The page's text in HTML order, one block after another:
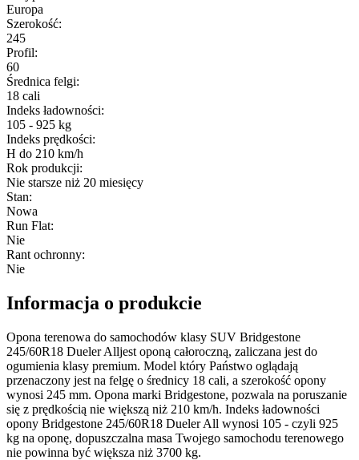
Europa
Szerokość:
245
Profil:
60
Średnica felgi:
18 cali
Indeks ładowności:
105 - 925 kg
Indeks prędkości:
H do 210 km/h
Rok produkcji:
Nie starsze niż 20 miesięcy
Stan:
Nowa
Run Flat:
Nie
Rant ochronny:
Nie
Informacja o produkcie
Opona terenowa do samochodów klasy SUV Bridgestone
245/60R18 Dueler Alljest oponą całoroczną, zaliczana jest do
ogumienia klasy premium. Model który Państwo oglądają
przenaczony jest na felgę o średnicy 18 cali, a szerokość opony
wynosi 245 mm. Opona marki Bridgestone, pozwala na poruszanie
się z prędkością nie większą niż 210 km/h. Indeks ładowności
opony Bridgestone 245/60R18 Dueler All wynosi 105 - czyli 925
kg na oponę, dopuszczalna masa Twojego samochodu terenowego
nie powinna być większa niż 3700 kg.